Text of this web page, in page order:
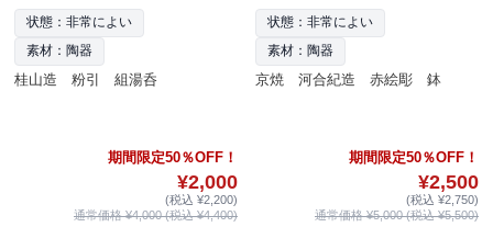
状態：非常によい
素材：陶器
桂山造 粉引 組湯呑
期間限定50％OFF！
¥2,000
(税込 ¥2,200)
通常価格 ¥4,000 (税込 ¥4,400)
状態：非常によい
素材：陶器
京焼 河合紀造 赤絵彫 鉢
期間限定50％OFF！
¥2,500
(税込 ¥2,750)
通常価格 ¥5,000 (税込 ¥5,500)